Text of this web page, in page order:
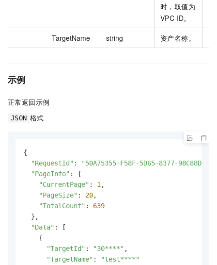
时，取值为
VPC ID。
TargetName string 资产名称。
示例
正常返回示例
JSON 格式
{
"RequestId" :
"50A75355-F58F-5D65-8377-
"PageInfo" : {
"CurrentPage" : 1 ,
"PageSize" : 20,
"TotalCount" : 639
  },
"Data" : [
    {
"TargetId" : "30****" ,
"TargetName" :
"test****"